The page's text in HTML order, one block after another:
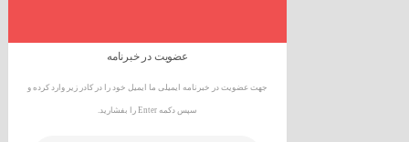
عضویت در خبرنامه
جهت عضویت در خبرنامه ایمیلی ما ایمیل خود را در کادر زیر وارد کرده و
سپس دکمه Enter را بفشارید.